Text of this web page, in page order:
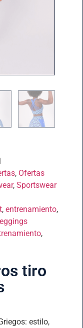
, Ofertas
, Sportswear
, entrenamiento,
leggings
,
tiro
estilo,